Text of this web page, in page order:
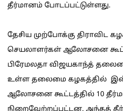
தீர்மானம் போடப்பட்டுள்ளது.
தேசிய முற்போக்கு திராவிட
செயலாளர்கள் ஆலோசனை
பிரேமலதா விஜயகாந்த்
உள்ள தலைமை கழகத்தில்
ஆலோசனை கூட்டத்தில் 10
நிறைவேற்றப்பட்டன. அந்தத்